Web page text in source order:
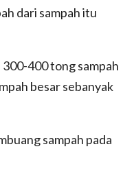
dari sampah itu
400 tong sampah
besar sebanyak
sampah pada